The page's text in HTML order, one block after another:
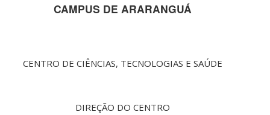
CAMPUS DE ARARANGUÁ
CENTRO DE CIÊNCIAS, TECNOLOGIAS E SAÚDE
DIREÇÃO DO CENTRO